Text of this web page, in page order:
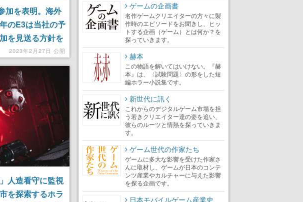
加を表明。海外
のE3は当社の予
を見送る方針を
2023年2月27日 公開
人造看守に監視
を探索するホラ
ゲームの企画書
名作ゲームクリエイターの方々に製
作時のエピソードをお聞きし、ヒッ
トする企画（ゲーム）とは何か？を
探っていきます。
赫本
この物語を解いてはいけない。『赫
本』は、〈試験問題〉の形をした短
編ホラー小説集です。
新世代に訊く
これからのデジタルゲーム市場を担
う若きクリエイター達の姿を追い、
彼らのルーツと情熱を探っていきま
す。
ゲーム世代の作家たち
ゲームに多大な影響を受けた作家さ
んに取材し、ゲームが日本のコンテ
ンツ産業やカルチャーに与えた影響
を探る企画です。
日本モバイルゲーム産業史